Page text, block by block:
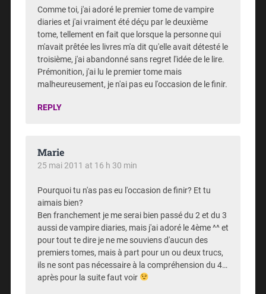
Comme toi, j'ai adoré le premier tome de vampire
diaries et j'ai vraiment été déçu par le deuxième
tome, tellement en fait que lorsque la personne qui
m'avait prêtée les livres m'a dit qu'elle avait détesté le
troisième, j'ai abandonné sans regret l'idée de le lire.
Prémonition, j'ai lu le premier tome mais
malheureusement, je n'ai pas eu l'occasion de le finir.
REPLY
Marie
25 mai 2011 at 16 h 30 min
Pourquoi tu n'as pas eu l'occasion de finir? Et tu
aimais bien?
Ben franchement je me serai bien passé du 2 et du 3
aussi de vampire diaries, mais j'ai adoré le 4ème ^^ et
pour tout te dire je ne me souviens d'aucun des
premiers tomes, mais à part pour un ou deux trucs,
ils ne sont pas nécessaire à la compréhension du 4…
après pour la suite faut voir